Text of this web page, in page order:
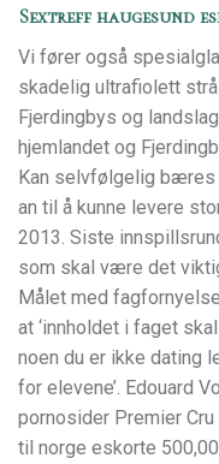
Sextreff haugesund
Vi fører også
skadelig ultrafiolett
Fjerdingbys og
hjemlandet og
Kan selvfølgelig bæres
an til å kunne levere
2013. Siste
som skal være det
Målet med
at ‘innholdet i faget
noen du er ikke dating
for elevene’. Edouard
pornosider Premier
til norge eskorte